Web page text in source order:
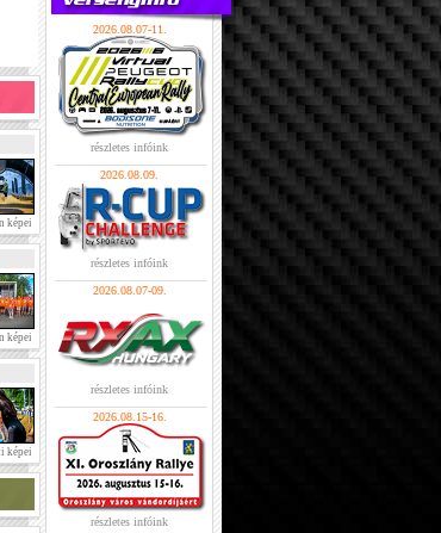
képei
képei
képei
2026.08.07-11.
részletes infóink
2026.08.09.
részletes infóink
2026.08.07-09.
részletes infóink
2026.08.15-16.
részletes infóink